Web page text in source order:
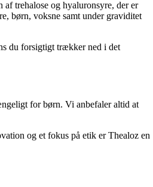
trehalose og hyaluronsyre, der er
børn, voksne samt under graviditet
du forsigtigt trækker ned i det
for børn. Vi anbefaler altid at
og et fokus på etik er Thealoz en